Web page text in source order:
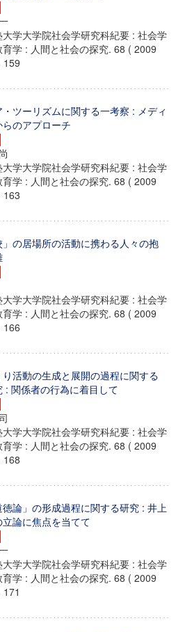
大学大学院社会学研究科紀要 : 社会学
学 : 人間と社会の探究. 68 ( 2009
159
・ツーリズムに関する一考察 : メディ
のアプローチ
大学大学院社会学研究科紀要 : 社会学
学 : 人間と社会の探究. 68 ( 2009
163
」の居場所の活動に携わる人々の抱
大学大学院社会学研究科紀要 : 社会学
学 : 人間と社会の探究. 68 ( 2009
166
り活動の生成と展開の過程に関する
: 関係者の行為に着目して
大学大学院社会学研究科紀要 : 社会学
学 : 人間と社会の探究. 68 ( 2009
168
徳論」の形成過程に関する研究 : 井上
論に焦点を当てて
大学大学院社会学研究科紀要 : 社会学
学 : 人間と社会の探究. 68 ( 2009